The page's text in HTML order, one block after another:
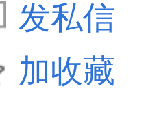
发私信
加收藏